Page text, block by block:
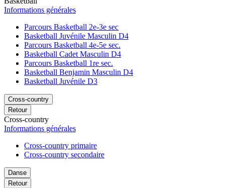
Informations générales
Parcours Basketball 2e-3e sec
Basketball Juvénile Masculin D4
Parcours Basketball 4e-5e sec.
Basketball Cadet Masculin D4
Parcours Basketball 1re sec.
Basketball Benjamin Masculin D4
Basketball Juvénile D3
Cross-country
Retour
Cross-country
Informations générales
Cross-country primaire
Cross-country secondaire
Danse
Retour